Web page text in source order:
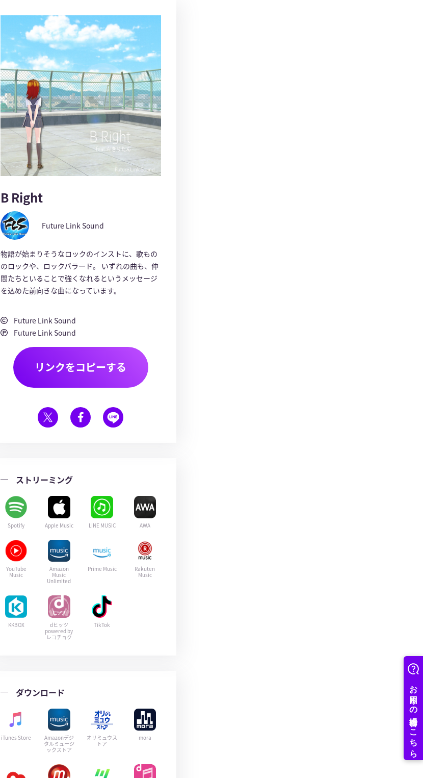
B Right
Future Link Sound
物語が始まりそうなロックのインストに、歌もの
のロックや、ロックバラード。 いずれの曲も、仲
間たちといることで強くなれるというメッセージ
を込めた前向きな曲になっています。
Future Link Sound
Future Link Sound
リンクをコピーする
ストリーミング
Spotify Apple Music LINE MUSIC AWA
YouTube
Music
Amazon
Music
Unlimited
Prime Music
Rakuten
Music
KKBOX
dヒッツ
powered by
レコチョク
TikTok
ダウンロード
iTunes Store
Amazonデジ
タルミュージ
ックストア
オリミュウス
トア
mora